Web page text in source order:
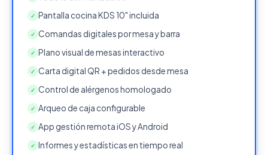
✓ Pantalla cocina KDS 10" incluida
✓ Comandas digitales por mesa y barra
✓ Plano visual de mesas interactivo
✓ Carta digital QR + pedidos desde mesa
✓ Control de alérgenos homologado
✓ Arqueo de caja configurable
✓ App gestión remota iOS y Android
✓ Informes y estadísticas en tiempo real